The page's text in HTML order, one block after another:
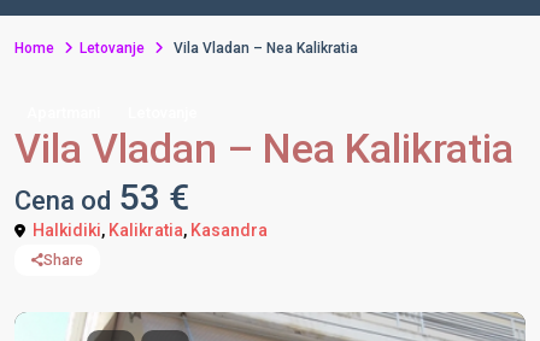
Home Letovanje Vila Vladan – Nea Kalikratia
Vila Vladan – Nea Kalikratia
Cena od 53 €
Halkidiki, Kalikratia, Kasandra
Share